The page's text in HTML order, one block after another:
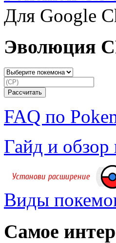
Для Google
Эволюция
FAQ по
Гайд и обзор
Виды
Самое